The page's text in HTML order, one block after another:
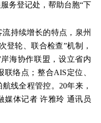
务登记处，帮助台胞“下
持续增长的特点，泉州
登轮、联合检查”机制，
海协作联盟，设立省内
络点；整合AIS定位、
线全程管控。20年来，
媒体记者 许雅玲 通讯员